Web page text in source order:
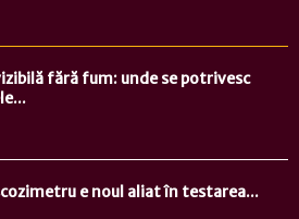
fără fum: unde se potrivesc
e noul aliat în testarea...